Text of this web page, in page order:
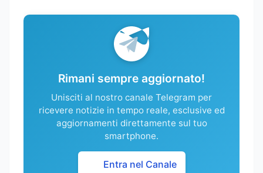
Rimani sempre aggiornato!
Unisciti al nostro canale Telegram per
ricevere notizie in tempo reale, esclusive ed
aggiornamenti direttamente sul tuo
smartphone.
Entra nel Canale